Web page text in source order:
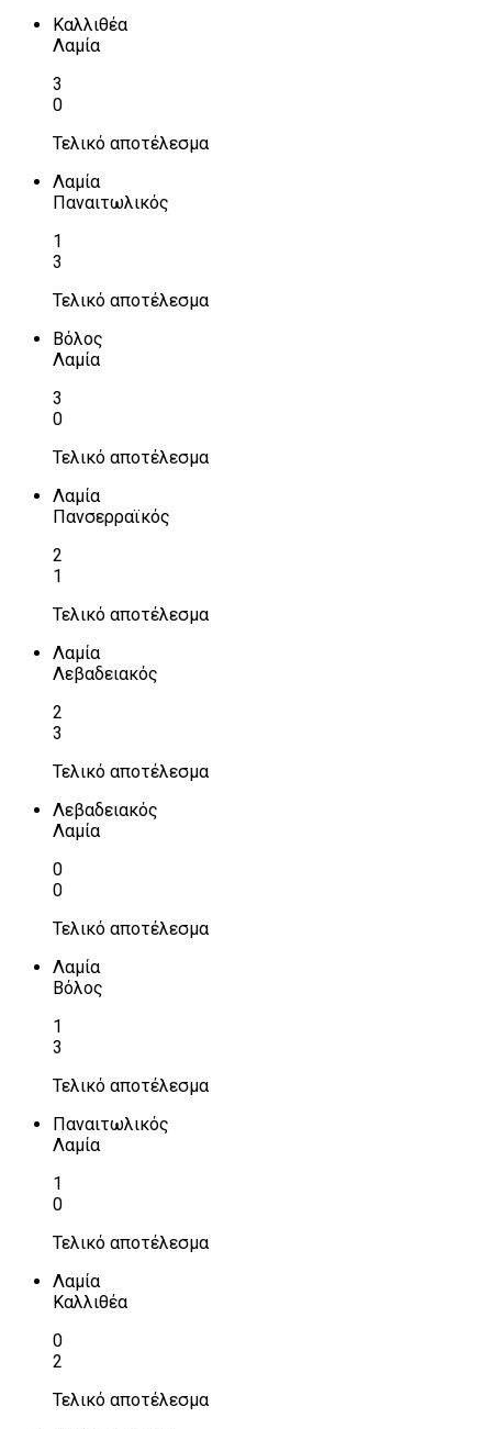
Καλλιθέα
Λαμία
3
0
Τελικό αποτέλεσμα
Λαμία
Παναιτωλικός
1
3
Τελικό αποτέλεσμα
Βόλος
Λαμία
3
0
Τελικό αποτέλεσμα
Λαμία
Πανσερραϊκός
2
1
Τελικό αποτέλεσμα
Λαμία
Λεβαδειακός
2
3
Τελικό αποτέλεσμα
Λεβαδειακός
Λαμία
0
0
Τελικό αποτέλεσμα
Λαμία
Βόλος
1
3
Τελικό αποτέλεσμα
Παναιτωλικός
Λαμία
1
0
Τελικό αποτέλεσμα
Λαμία
Καλλιθέα
0
2
Τελικό αποτέλεσμα